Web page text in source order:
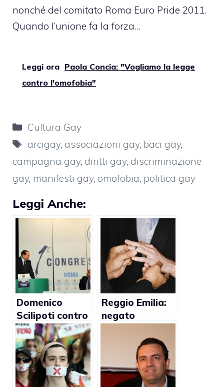
nonché del comitato Roma Euro Pride 2011.
Quando l’unione fa la forza…
Leggi ora Paola Concia: "Vogliamo la legge
contro l'omofobia"
Categorie
Cultura Gay
Tag
arcigay, associazioni gay, baci gay,
campagna gay, diritti gay, discriminazione
gay, manifesti gay, omofobia, politica gay
Leggi Anche:
Domenico
Scilipoti contro
i matrimoni gay:
“La famiglia è
quella fondata
sull’unione tra
uomo e donna”
Reggio Emilia:
negato
soggiorno ad
uruguayano
unito civilmente
con italiano